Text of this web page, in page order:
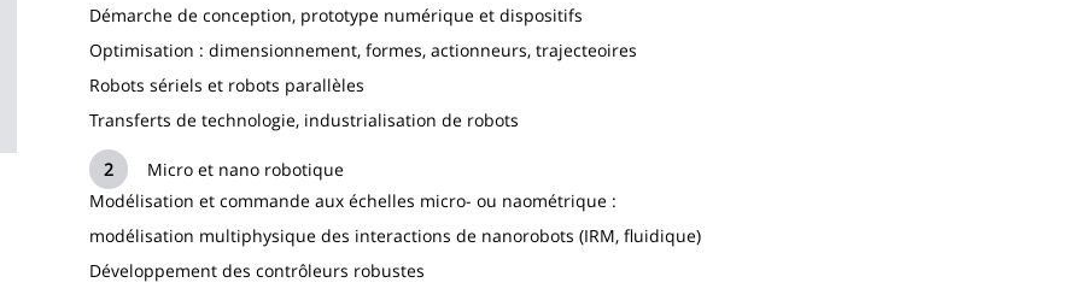
Démarche de conception, prototype numérique et dispositifs
Optimisation : dimensionnement, formes, actionneurs, trajecteoires
Robots sériels et robots parallèles
Transferts de technologie, industrialisation de robots
Micro et nano robotique
Modélisation et commande aux échelles micro- ou naométrique :
modélisation multiphysique des interactions de nanorobots (IRM, fluidique)
Développement des contrôleurs robustes